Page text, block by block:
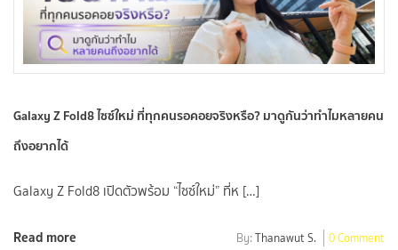
Galaxy Z Fold8 ไซซ์ใหม่ ที่ทุกคนรอคอยจริงหรือ? มาดูกันว่าทำไมหลายคน
ถึงอยากได้
Galaxy Z Fold8 เปิดตัวพร้อม “ไซซ์ใหม่” ที่ห […]
Read more By:Thanawut S. 0 Comment